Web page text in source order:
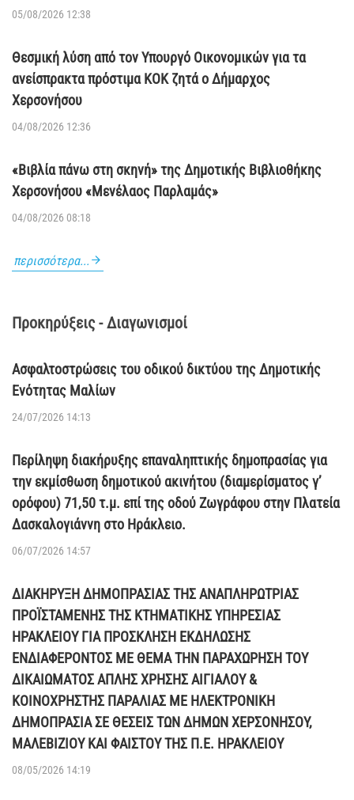
05/08/2026 12:38
Θεσμική λύση από τον Υπουργό Οικονομικών για τα
ανείσπρακτα πρόστιμα ΚΟΚ ζητά ο Δήμαρχος
Χερσονήσου
04/08/2026 12:36
«Βιβλία πάνω στη σκηνή» της Δημοτικής Βιβλιοθήκης
Χερσονήσου «Μενέλαος Παρλαμάς»
04/08/2026 08:18
περισσότερα...
Προκηρύξεις - Διαγωνισμοί
Ασφαλτοστρώσεις του οδικού δικτύου της Δημοτικής
Ενότητας Μαλίων
24/07/2026 14:13
Περίληψη διακήρυξης επαναληπτικής δημοπρασίας για
την εκμίσθωση δημοτικού ακινήτου (διαμερίσματος γ’
ορόφου) 71,50 τ.μ. επί της οδού Ζωγράφου στην Πλατεία
Δασκαλογιάννη στο Ηράκλειο.
06/07/2026 14:57
ΔΙΑΚΗΡΥΞΗ ΔΗΜΟΠΡΑΣΙΑΣ ΤΗΣ ΑΝΑΠΛΗΡΩΤΡΙΑΣ
ΠΡΟΪΣΤΑΜΕΝΗΣ ΤΗΣ ΚΤΗΜΑΤΙΚΗΣ ΥΠΗΡΕΣΙΑΣ
ΗΡΑΚΛΕΙΟΥ ΓΙΑ ΠΡΟΣΚΛΗΣΗ ΕΚΔΗΛΩΣΗΣ
ΕΝΔΙΑΦΕΡΟΝΤΟΣ ΜΕ ΘΕΜΑ ΤΗΝ ΠΑΡΑΧΩΡΗΣΗ ΤΟΥ
ΔΙΚΑΙΩΜΑΤΟΣ ΑΠΛΗΣ ΧΡΗΣΗΣ ΑΙΓΙΑΛΟΥ &
ΚΟΙΝΟΧΡΗΣΤΗΣ ΠΑΡΑΛΙΑΣ ΜΕ ΗΛΕΚΤΡΟΝΙΚΗ
ΔΗΜΟΠΡΑΣΙΑ ΣΕ ΘΕΣΕΙΣ ΤΩΝ ΔΗΜΩΝ ΧΕΡΣΟΝΗΣΟΥ,
ΜΑΛΕΒΙΖΙΟΥ ΚΑΙ ΦΑΙΣΤΟΥ ΤΗΣ Π.Ε. ΗΡΑΚΛΕΙΟΥ
08/05/2026 14:19